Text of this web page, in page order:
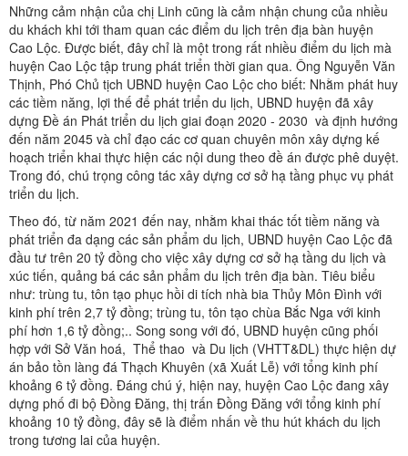
Những cảm nhận của chị Linh cũng là cảm nhận chung của nhiều
du khách khi tới tham quan các điểm du lịch trên địa bàn huyện
Cao Lộc. Được biết, đây chỉ là một trong rất nhiều điểm du lịch mà
huyện Cao Lộc tập trung phát triển thời gian qua. Ông Nguyễn Văn
Thịnh, Phó Chủ tịch UBND huyện Cao Lộc cho biết: Nhằm phát huy
các tiềm năng, lợi thế để phát triển du lịch, UBND huyện đã xây
dựng Đề án Phát triển du lịch giai đoạn 2020 - 2030 và định hướng
đến năm 2045 và chỉ đạo các cơ quan chuyên môn xây dựng kế
hoạch triển khai thực hiện các nội dung theo đề án được phê duyệt.
Trong đó, chú trọng công tác xây dựng cơ sở hạ tầng phục vụ phát
triển du lịch.
Theo đó, từ năm 2021 đến nay, nhằm khai thác tốt tiềm năng và
phát triển đa dạng các sản phẩm du lịch, UBND huyện Cao Lộc đã
đầu tư trên 20 tỷ đồng cho việc xây dựng cơ sở hạ tầng du lịch và
xúc tiến, quảng bá các sản phẩm du lịch trên địa bàn. Tiêu biểu
như: trùng tu, tôn tạo phục hồi di tích nhà bia Thủy Môn Đình với
kinh phí trên 2,7 tỷ đồng; trùng tu, tôn tạo chùa Bắc Nga với kinh
phí hơn 1,6 tỷ đồng;.. Song song với đó, UBND huyện cũng phối
hợp với Sở Văn hoá, Thể thao và Du lịch (VHTT&DL) thực hiện dự
án bảo tồn làng đá Thạch Khuyên (xã Xuất Lễ) với tổng kinh phí
khoảng 6 tỷ đồng. Đáng chú ý, hiện nay, huyện Cao Lộc đang xây
dựng phố đi bộ Đồng Đăng, thị trấn Đồng Đăng với tổng kinh phí
khoảng 10 tỷ đồng, đây sẽ là điểm nhấn về thu hút khách du lịch
trong tương lai của huyện.